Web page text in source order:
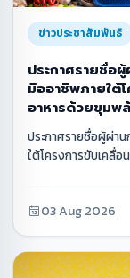
ข่าวประชาสัมพันธ์
ประกาศรายชื่อ
มืออาชีพภายใต้
อาหารด้วยขุมพ
ประกาศรายชื่อผู้ผ่า
ใต้โครงการขับเคลื่อ
03 Aug 2026